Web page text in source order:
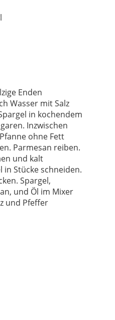
Enden
Wasser mit Salz
in kochendem
Inzwischen
ohne Fett
Parmesan reiben.
und kalt
in Stücke schneiden.
Spargel,
und Öl im Mixer
und Pfeffer